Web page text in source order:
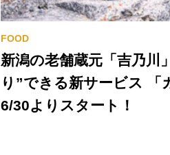
新潟の老舗蔵元「吉乃川
り”できる新サービス
6/30よりスタート！